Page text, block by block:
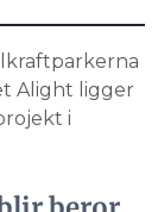
Alight ligger
i